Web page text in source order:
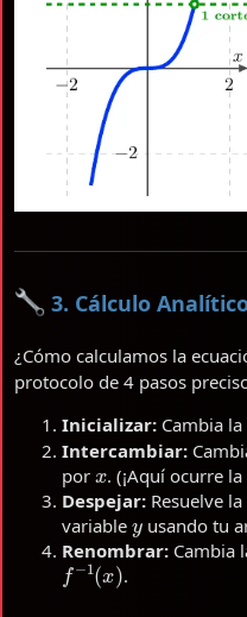
3. Cálculo
¿Cómo calculamos la
protocolo de 4 pasos
Inicializar: Cambia
Intercambiar:
por x. (¡Aquí ocurre
Despejar: Resuelve
variable yusando tu
Renombrar: Cambia
f−1(x) .